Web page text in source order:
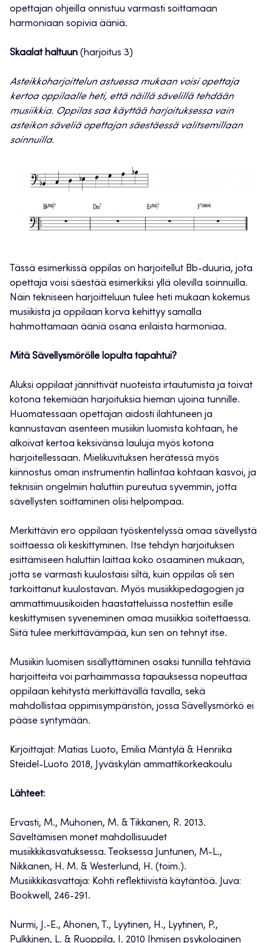
opettajan ohjeilla onnistuu varmasti soittamaan
harmoniaan sopivia ääniä.
Skaalat haltuun (harjoitus 3)
Asteikkoharjoittelun astuessa mukaan voisi opettaja
kertoa oppilaalle heti, että näillä sävelillä tehdään
musiikkia. Oppilas saa käyttää harjoituksessa vain
asteikon säveliä opettajan säestäessä valitsemillaan
soinnuilla.
Tässä esimerkissä oppilas on harjoitellut Bb-duuria, jota
opettaja voisi säestää esimerkiksi yllä olevilla soinnuilla.
Näin tekniseen harjoitteluun tulee heti mukaan kokemus
musiikista ja oppilaan korva kehittyy samalla
hahmottamaan ääniä osana erilaista harmoniaa.
Mitä Sävellysmörölle lopulta tapahtui?
Aluksi oppilaat jännittivät nuoteista irtautumista ja toivat
kotona tekemiään harjoituksia hieman ujoina tunnille.
Huomatessaan opettajan aidosti ilahtuneen ja
kannustavan asenteen musiikin luomista kohtaan, he
alkoivat kertoa keksivänsä lauluja myös kotona
harjoitellessaan. Mielikuvituksen herätessä myös
kiinnostus oman instrumentin hallintaa kohtaan kasvoi, ja
teknisiin ongelmiin haluttiin pureutua syvemmin, jotta
sävellysten soittaminen olisi helpompaa.
Merkittävin ero oppilaan työskentelyssä omaa sävellystä
soittaessa oli keskittyminen. Itse tehdyn harjoituksen
esittämiseen haluttiin laittaa koko osaaminen mukaan,
jotta se varmasti kuulostaisi siltä, kuin oppilas oli sen
tarkoittanut kuulostavan. Myös musiikkipedagogien ja
ammattimuusikoiden haastatteluissa nostettiin esille
keskittymisen syveneminen omaa musiikkia soitettaessa.
Siitä tulee merkittävämpää, kun sen on tehnyt itse.
Musiikin luomisen sisällyttäminen osaksi tunnilla tehtäviä
harjoitteita voi parhaimmassa tapauksessa nopeuttaa
oppilaan kehitystä merkittävällä tavalla, sekä
mahdollistaa oppimisympäristön, jossa Sävellysmörkö ei
pääse syntymään.
Kirjoittajat: Matias Luoto, Emilia Mäntylä & Henriika
Steidel-Luoto 2018, Jyväskylän ammattikorkeakoulu
Lähteet:
Ervasti, M., Muhonen, M. & Tikkanen, R. 2013.
Säveltämisen monet mahdollisuudet
musiikkikasvatuksessa. Teoksessa Juntunen, M-L.,
Nikkanen, H. M. & Westerlund, H. (toim.).
Musiikkikasvattaja: Kohti reflektiivistä käytäntöä. Juva:
Bookwell, 246-291.
Nurmi, J.-E., Ahonen, T., Lyytinen, H., Lyytinen, P.,
Pulkkinen, L. & Ruoppila, I. 2010 Ihmisen psykologinen